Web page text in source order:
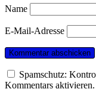
Name
E-Mail-Adresse
Spamschutz:
Kommentars aktivieren.